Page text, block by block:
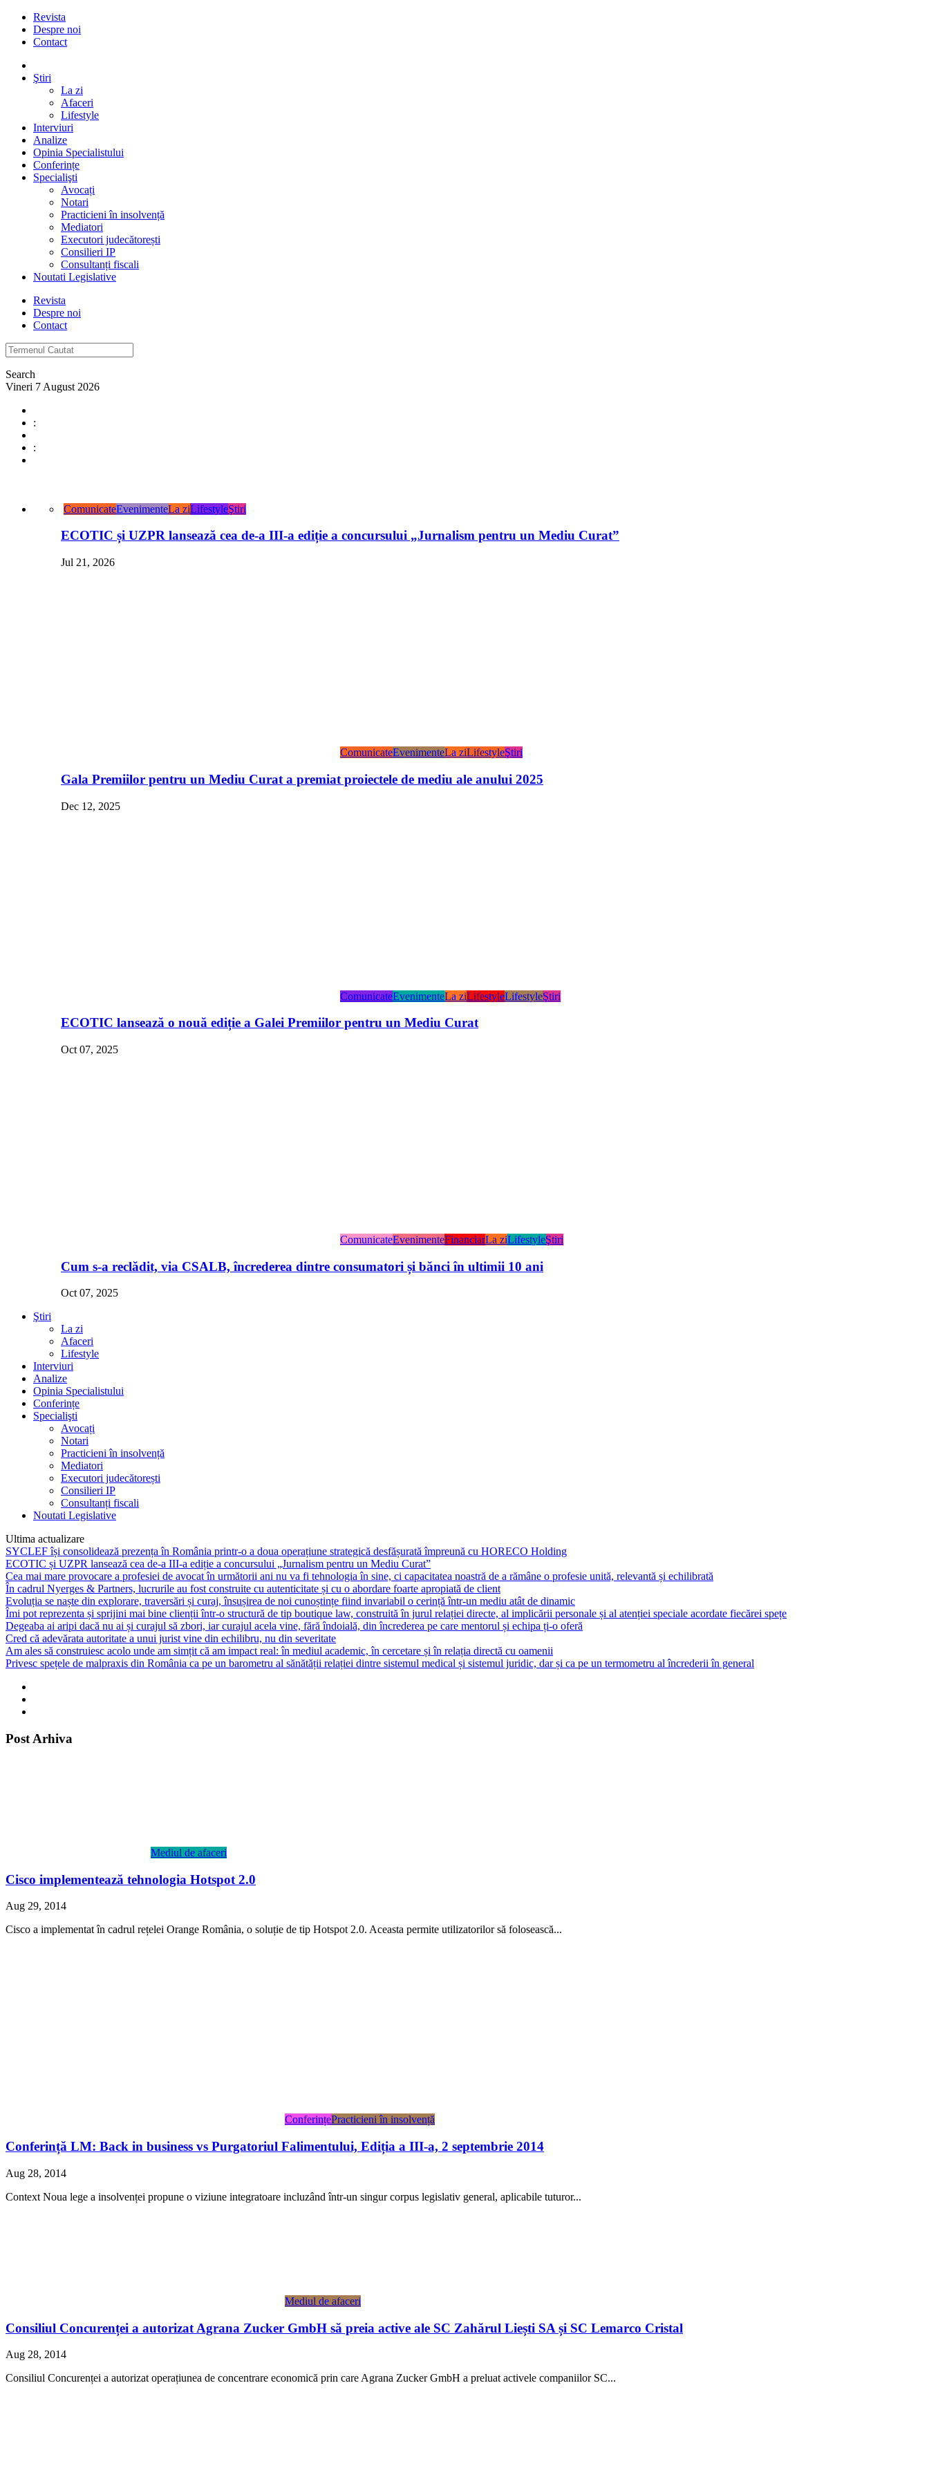
Revista
Despre noi
Contact
Ştiri
La zi
Afaceri
Lifestyle
Interviuri
Analize
Opinia Specialistului
Conferințe
Specialişti
Avocați
Notari
Practicieni în insolvență
Mediatori
Executori judecătorești
Consilieri IP
Consultanți fiscali
Noutati Legislative
Revista
Despre noi
Contact
Search
Vineri 7 August 2026
:
:
ComunicateEvenimenteLa ziLifestyleŞtiri
ECOTIC și UZPR lansează cea de-a III-a ediție a concursului „Jurnalism pentru un Mediu Curat”
Jul 21, 2026
ComunicateEvenimenteLa ziLifestyleŞtiri
Gala Premiilor pentru un Mediu Curat a premiat proiectele de mediu ale anului 2025
Dec 12, 2025
ComunicateEvenimenteLa ziLifestyleLifestyleŞtiri
ECOTIC lansează o nouă ediție a Galei Premiilor pentru un Mediu Curat
Oct 07, 2025
ComunicateEvenimenteFinanciarLa ziLifestyleŞtiri
Cum s-a reclădit, via CSALB, încrederea dintre consumatori și bănci în ultimii 10 ani
Oct 07, 2025
Ştiri
La zi
Afaceri
Lifestyle
Interviuri
Analize
Opinia Specialistului
Conferințe
Specialişti
Avocați
Notari
Practicieni în insolvență
Mediatori
Executori judecătorești
Consilieri IP
Consultanți fiscali
Noutati Legislative
Ultima actualizare
SYCLEF își consolidează prezența în România printr-o a doua operațiune strategică desfășurată împreună cu HORECO Holding
ECOTIC și UZPR lansează cea de-a III-a ediție a concursului „Jurnalism pentru un Mediu Curat”
Cea mai mare provocare a profesiei de avocat în următorii ani nu va fi tehnologia în sine, ci capacitatea noastră de a rămâne o profesie unită, relevantă și echilibrată
În cadrul Nyerges & Partners, lucrurile au fost construite cu autenticitate și cu o abordare foarte apropiată de client
Evoluția se naște din explorare, traversări și curaj, însușirea de noi cunoștințe fiind invariabil o cerință într-un mediu atât de dinamic
Îmi pot reprezenta și sprijini mai bine clienții într-o structură de tip boutique law, construită în jurul relației directe, al implicării personale și al atenției speciale acordate fiecărei spețe
Degeaba ai aripi dacă nu ai și curajul să zbori, iar curajul acela vine, fără îndoială, din încrederea pe care mentorul și echipa ți-o oferă
Cred că adevărata autoritate a unui jurist vine din echilibru, nu din severitate
Am ales să construiesc acolo unde am simțit că am impact real: în mediul academic, în cercetare și în relația directă cu oamenii
Privesc spețele de malpraxis din România ca pe un barometru al sănătății relației dintre sistemul medical și sistemul juridic, dar și ca pe un termometru al încrederii în general
Post Arhiva
Mediul de afaceri
Cisco implementează tehnologia Hotspot 2.0
Aug 29, 2014
Cisco a implementat în cadrul rețelei Orange România, o soluție de tip Hotspot 2.0. Aceasta permite utilizatorilor să folosească...
ConferințePracticieni în insolvență
Conferință LM: Back in business vs Purgatoriul Falimentului, Ediția a III-a, 2 septembrie 2014
Aug 28, 2014
Context Noua lege a insolvenței propune o viziune integratoare incluzând într-un singur corpus legislativ general, aplicabile tuturor...
Mediul de afaceri
Consiliul Concurenței a autorizat Agrana Zucker GmbH să preia active ale SC Zahărul Liești SA și SC Lemarco Cristal
Aug 28, 2014
Consiliul Concurenței a autorizat operațiunea de concentrare economică prin care Agrana Zucker GmbH a preluat activele companiilor SC...